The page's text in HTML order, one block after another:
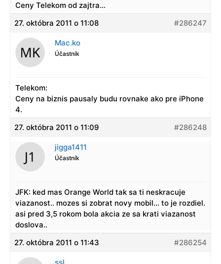
Ceny Telekom od zajtra…
27. októbra 2011 o 11:08
#286247
Mac.ko
Účastník
Telekom:
Ceny na biznis pausaly budu rovnake ako pre iPhone
4.
27. októbra 2011 o 11:09
#286248
jigga1411
Účastník
JFK: ked mas Orange World tak sa ti neskracuje
viazanost.. mozes si zobrat novy mobil… to je rozdiel.
asi pred 3,5 rokom bola akcia ze sa krati viazanost
doslova..
27. októbra 2011 o 11:43
#286254